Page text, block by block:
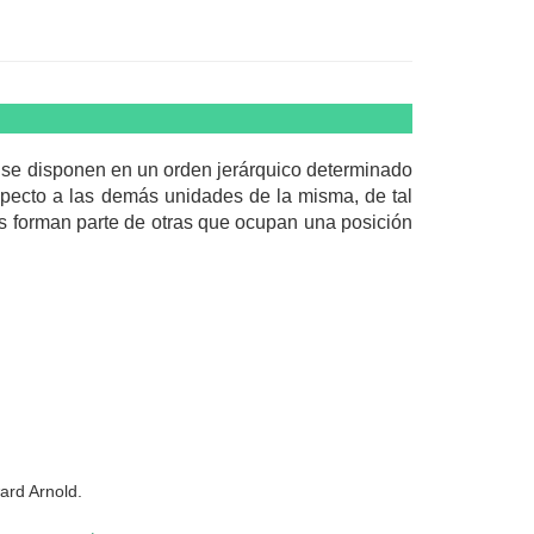
disponen en un orden jerárquico determinado
a las demás unidades de la misma, de tal
parte de otras que ocupan una posición
Arnold.